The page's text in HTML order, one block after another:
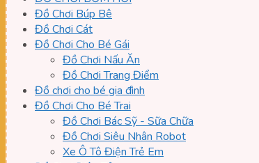
Đồ Chơi Búp Bê
Đồ Chơi Cát
Đồ Chơi Cho Bé Gái
Đồ Chơi Nấu Ăn
Đồ Chơi Trang Điểm
Đồ chơi cho bé gia đình
Đồ Chơi Cho Bé Trai
Đồ Chơi Bác Sỹ - Sữa Chữa
Đồ Chơi Siêu Nhân Robot
Xe Ô Tô Điện Trẻ Em